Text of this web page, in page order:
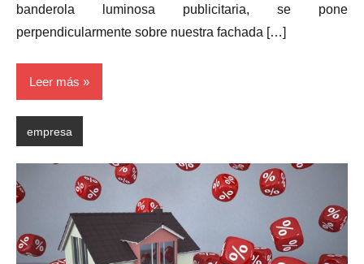
banderola luminosa publicitaria, se pone
perpendicularmente sobre nuestra fachada […]
Leer más
empresa